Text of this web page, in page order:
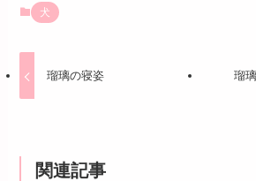
犬
瑠璃の寝姿 瑠
関連記事